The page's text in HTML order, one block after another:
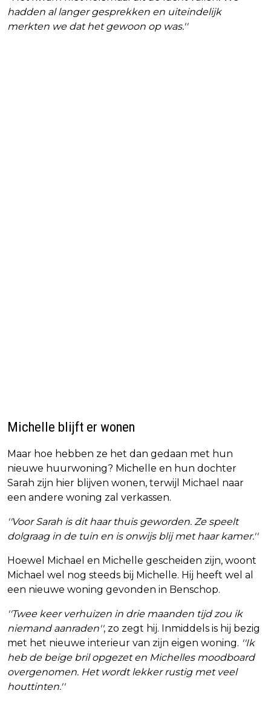
hadden al langer gesprekken en uiteindelijk
merkten we dat het gewoon op was.''
Michelle blijft er wonen
Maar hoe hebben ze het dan gedaan met hun
nieuwe huurwoning? Michelle en hun dochter
Sarah zijn hier blijven wonen, terwijl Michael naar
een andere woning zal verkassen.
''Voor Sarah is dit haar thuis geworden. Ze speelt
dolgraag in de tuin en is onwijs blij met haar kamer.''
Hoewel Michael en Michelle gescheiden zijn, woont
Michael wel nog steeds bij Michelle. Hij heeft wel al
een nieuwe woning gevonden in Benschop.
''Twee keer verhuizen in drie maanden tijd zou ik
niemand aanraden'', zo zegt hij. Inmiddels is hij bezig
met het nieuwe interieur van zijn eigen woning. ''Ik
heb de beige bril opgezet en Michelles moodboard
overgenomen. Het wordt lekker rustig met veel
houttinten.''